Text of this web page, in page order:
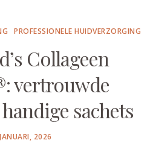
PROFESSIONELE HUIDVERZORGING
Collageen
vertrouwde
sachets
2026